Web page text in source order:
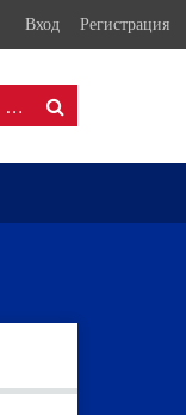
Вход Регистрация